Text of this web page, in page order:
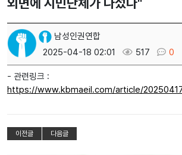
남성인권연합
2025-04-18 02:01
517 0
- 관련링크 :
https://www.kbmaeil.com/article/
이전글 다음글